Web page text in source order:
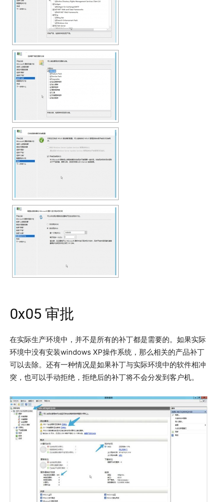
0x05 审批
在实际生产环境中，并不是所有的补丁都是需要的。如果实际
环境中没有安装windows XP操作系统，那么相关的产品补丁
可以去除。还有一种情况是如果补丁与实际环境中的软件相冲
突，也可以手动拒绝，拒绝后的补丁将不会分发到客户机。